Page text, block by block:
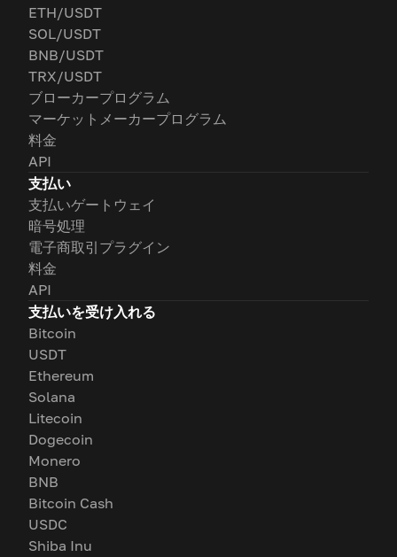
ETH/USDT
SOL/USDT
BNB/USDT
TRX/USDT
ブローカープログラム
マーケットメーカープログラム
料金
API
支払い
支払いゲートウェイ
暗号処理
電子商取引プラグイン
料金
API
支払いを受け入れる
Bitcoin
USDT
Ethereum
Solana
Litecoin
Dogecoin
Monero
BNB
Bitcoin Cash
USDC
Shiba Inu